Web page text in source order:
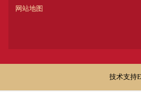
网站地图
技术支持